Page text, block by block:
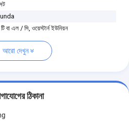
টি বা এল / সি, ওয়েস্টার্ন ইউনিয়ন
আরো দেখুন
ঠিকানা